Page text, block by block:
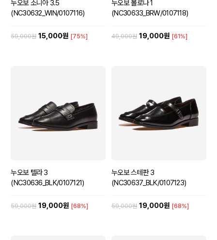
누오보 소니아 3.5
(NC30632_WIN/0107116)
59,000원 15,000원 [75%]
누오보 볼로나 1
(NC30633_BRW/0107118)
49,000원 19,000원 [61%]
누오보 텔라 3
(NC30636_BLK/0107121)
59,000원 19,000원 [68%]
누오보 스테판 3
(NC30637_BLK/0107123)
59,000원 19,000원 [68%]